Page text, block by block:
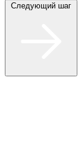
Следующий шаг